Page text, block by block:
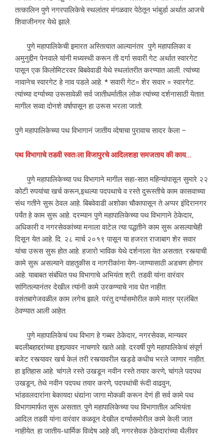
तत्कालिन पुणे नगरपालिकेचे स्थलांतर मंगळवार पेठेतून भांबुर्डा अर्थात आजचे
शिवाजीनगर येथे झाले.
पुणे महापालिकेची इमारत अस्तित्वात आल्यानंतर पुणे महापालिका व
अमुनुद्दीन पेनवाले यांनी मध्यस्थी करून ती दर्गा सवारी गेट अर्थात स्वारगेट
पासून एक किलोमिटरवर बिबवेवाडी येथे स्थलांतरीत करण्यात आली. त्यांच्या
नावानेच स्वारगेट हे नाव पडले आहे. * सवारी गेट= शेर सवार = स्वारगेट.
त्यांच्या दर्ग्याच्या उरूसावेळी सर्व जातीधर्मातील लोक त्यांच्या दर्शनासाठी येतात.
मागील सव्वा दोनशे वर्षापासून हा उरूस भरला जातो.
पुणे महापालिकेच्या पथ विभागानं जातीय व्देषाचा पुरावाच सादर केला –
पथ विभागाचे तडवी स्वतःला विजापुरचे आदिलशहा समजताय की काय…
पुणे महापालिकेच्या पथ विभागाने मागील सहा-सात महिन्यांपासून सुमारे २२
कोटी रुपयांचा खर्च करून,इथल्या पदपथाचे व रस्ते दुरूस्तीचे काम कासवाच्या
संथ गतीने सुरू ठेवल आहे. बिबवेवाडी अशोका चौकापासून ते अप्पर इंदिरानगर
पर्यंत हे काम सुरू आहे. दरम्यान पुणे महापालिकेच्या पथ विभागाने ठेकेदार,
अधिकारी व नगरसेवकांच्या मनाला वाटेल त्या पद्धतीने काम सुरू असल्याचेही
दिसून येत आहे. दि. २८ मार्च २०१९ पासून या हजरत राजाबाग शेर सवार
यांचा उरूस सुरू होत आहे. हजारो भाविक येथे दर्शनाला येत असतात. रस्त्याची
कामे सुरू असल्याने वाहतुकीस व नागरीकांना येण-जाण्यासाठी अडचण होणार
आहे. याबाबत संबंधित पथ विभागाचे अभियंता श्री. तडवी यांना वारंवार
सांगितल्यानंतर देखील त्यांनी कामे उरकण्याचे नाव घेत नाहीत.
वसंतबागेजवळील काम लगेच झाले. परंतु दर्ग्यासमोरील कामे मात्र प्रलंबित
ठेवण्यात आली आहेत.
पुणे महापालिकेचं पथ विभाग हे गब्बर ठेकेदार, नगरसेवक, मान्यवर
बदलीबहाद्दरांच्या इशार्‍यावर नाचणारे खाते आहे. दरवर्षी पुणे महापालिकेचं संपूर्ण
बजेट रस्त्यावर खर्च केलं तरी रस्त्यावरील खड्डे कधीच भरले जाणार नाहीत.
हा इतिहास आहे. चांगले रस्ते उखडून नवीन रस्ते तयार करणे, चांगले पदपथ
उखडून, तेथे नवीन पदपथ तयार करणे, पदपथांची रूंदी वाढवुन,
भांडवलदारांना बेकायदा धंद्यांना जागा मोकळी करून देणं ही सर्व कामे पथ
विभागामार्फत सुरू असतात. पुणे महापालिकेच्या पथ विभागातील अभियंता
आदिल तडवी यांना वारंवार कळवून देखील दर्ग्यासमोरील कामे केली जात
नाहीयेत. हा जातीय-धार्मिक विव्देष आहे की, नगरसेवक ठेकेदारांच्या थैलीवर